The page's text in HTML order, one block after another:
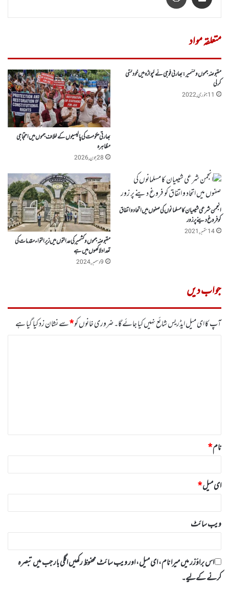
متعلقہ مواد
مقبوضہ جموں وکشمیر: بھارتی فوجی نے کپواڑہ میں خودکشی
کرلی
11 جنوری, 2022
بھارتی حکومت کی پالیسیوں کے خلاف جموں میں احتجاجی
مظاہرہ
28 جون, 2026
انجمن شرعی شیعیان کا مسلمانوں کی صفوں میں اتحاد و اتفاق
کو فروغ دینے پر زور
14 ستمبر, 2021
مقبوضہ جموں وکشمیر کی عدالتوں میں زیر التواء مقدمات کی
تعداد لاکھوں میں ہے
9 دسمبر, 2024
جواب دیں
آپ کا ای میل ایڈریس شائع نہیں کیا جائے گا۔ضروری خانوں کو*سے نشان زد کیا گیا ہے
نام*
ای میل*
ویب‌ سائٹ
اس براؤزر میں میرا نام، ای میل، اور ویب سائٹ محفوظ رکھیں اگلی بار جب میں تبصرہ
کرنے کےلیے۔